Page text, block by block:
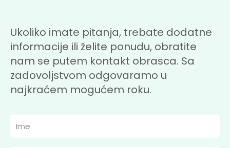
Ukoliko imate pitanja, trebate dodatne
informacije ili želite ponudu, obratite
nam se putem kontakt obrasca. Sa
zadovoljstvom odgovaramo u
najkraćem mogućem roku.